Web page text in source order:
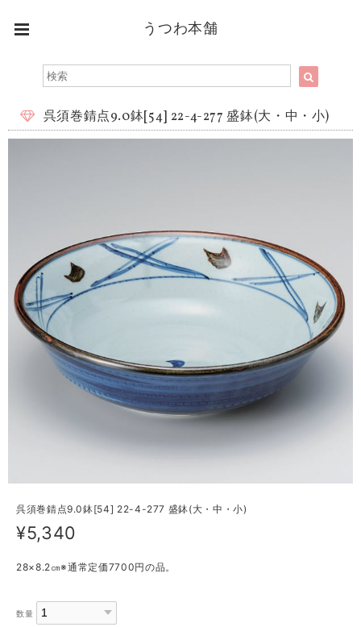
うつわ本舗
呉須巻錆点9.0鉢[54] 22-4-277 盛鉢(大・中・小)
呉須巻錆点9.0鉢[54] 22-4-277 盛鉢(大・中・小)
¥5,340
28×8.2㎝※通常定価7700円の品。
数量